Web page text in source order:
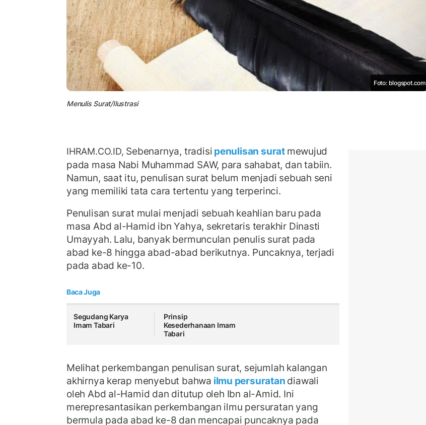
Foto: blogspot.com
Menulis Surat/Ilustrasi
IHRAM.CO.ID, Sebenarnya, tradisi penulisan surat mewujud
pada masa Nabi Muhammad SAW, para sahabat, dan tabiin.
Namun, saat itu, penulisan surat belum menjadi sebuah seni
yang memiliki tata cara tertentu yang terperinci.
Penulisan surat mulai menjadi sebuah keahlian baru pada
masa Abd al-Hamid ibn Yahya, sekretaris terakhir Dinasti
Umayyah. Lalu, banyak bermunculan penulis surat pada
abad ke-8 hingga abad-abad berikutnya. Puncaknya, terjadi
pada abad ke-10.
Baca Juga
Segudang Karya
Imam Tabari
Prinsip
Kesederhanaan Imam
Tabari
Melihat perkembangan penulisan surat, sejumlah kalangan
akhirnya kerap menyebut bahwa ilmu persuratan diawali
oleh Abd al-Hamid dan ditutup oleh Ibn al-Amid. Ini
merepresantasikan perkembangan ilmu persuratan yang
bermula pada abad ke-8 dan mencapai puncaknya pada